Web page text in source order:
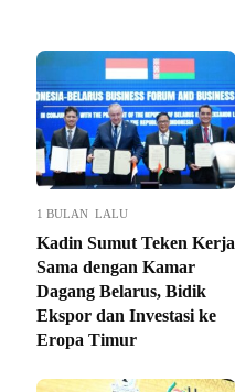
1 BULAN LALU
Kadin Sumut Teken Kerja
Sama dengan Kamar
Dagang Belarus, Bidik
Ekspor dan Investasi ke
Eropa Timur